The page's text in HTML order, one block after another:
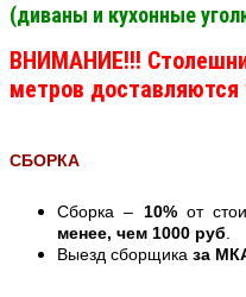
(диваны и кухонные
ВНИМАНИЕ!!!
метров
СБОРКА
Сборка – 10%от
менее, чем 1000 руб
Выезд сборщика за